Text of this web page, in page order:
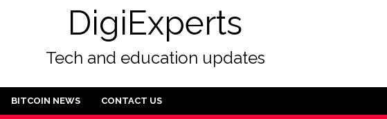
DigiExperts
Tech and education updates
BITCOIN NEWS CONTACT US